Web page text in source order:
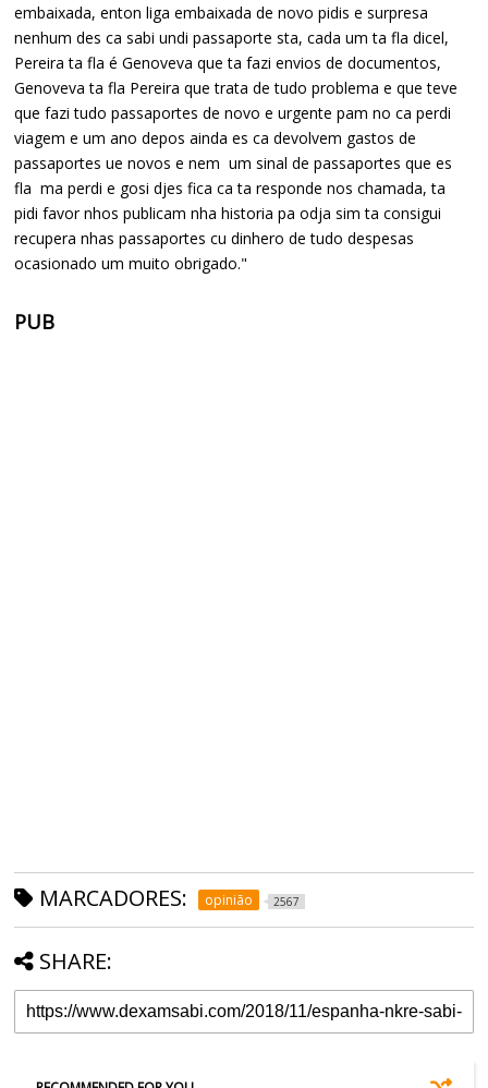
embaixada, enton liga embaixada de novo pidis e surpresa
nenhum des ca sabi undi passaporte sta, cada um ta fla dicel,
Pereira ta fla é Genoveva que ta fazi envios de documentos,
Genoveva ta fla Pereira que trata de tudo problema e que teve
que fazi tudo passaportes de novo e urgente pam no ca perdi
viagem e um ano depos ainda es ca devolvem gastos de
passaportes ue novos e nem um sinal de passaportes que es
fla ma perdi e gosi djes fica ca ta responde nos chamada, ta
pidi favor nhos publicam nha historia pa odja sim ta consigui
recupera nhas passaportes cu dinhero de tudo despesas
ocasionado um muito obrigado."
PUB
MARCADORES: opinião 2567
SHARE: